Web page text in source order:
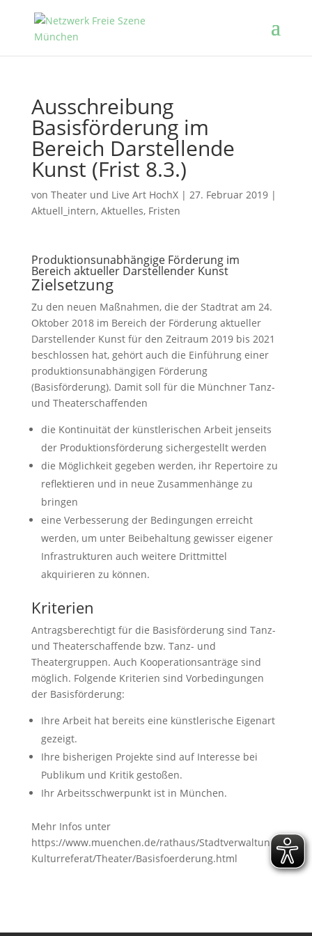
Ausschreibung
Basisförderung im
Bereich Darstellende
Kunst (Frist 8.3.)
von Theater und Live Art HochX| 27. Februar 2019|
Aktuell_intern, Aktuelles, Fristen
Produktionsunabhängige Förderung im
Bereich aktueller Darstellender Kunst
Zielsetzung
Zu den neuen Maßnahmen, die der Stadtrat am 24.
Oktober 2018 im Bereich der Förderung aktueller
Darstellender Kunst für den Zeitraum 2019 bis 2021
beschlossen hat, gehört auch die Einführung einer
produktionsunabhängigen Förderung
(Basisförderung). Damit soll für die Münchner Tanz-
und Theaterschaffenden
die Kontinuität der künstlerischen Arbeit jenseits
der Produktionsförderung sichergestellt werden
die Möglichkeit gegeben werden, ihr Repertoire zu
reflektieren und in neue Zusammenhänge zu
bringen
eine Verbesserung der Bedingungen erreicht
werden, um unter Beibehaltung gewisser eigener
Infrastrukturen auch weitere Drittmittel
akquirieren zu können.
Kriterien
Antragsberechtigt für die Basisförderung sind Tanz-
und Theaterschaffende bzw. Tanz- und
Theatergruppen. Auch Kooperationsanträge sind
möglich. Folgende Kriterien sind Vorbedingungen
der Basisförderung:
Ihre Arbeit hat bereits eine künstlerische Eigenart
gezeigt.
Ihre bisherigen Projekte sind auf Interesse bei
Publikum und Kritik gestoßen.
Ihr Arbeitsschwerpunkt ist in München.
Mehr Infos unter
https://www.muenchen.de/rathaus/Stadtverwaltung/
Kulturreferat/Theater/Basisfoerderung.html